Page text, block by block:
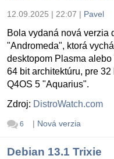
12.09.2025 | 22:07 | Pavel
Bola vydaná nová verzia
"Andromeda", ktorá
desktopom Plasma
64 bit architektúru, pre
Q4OS 5 "Aquarius".
Zdroj: DistroWatch.com
6 | Nová verzia
Debian 13.1 Trixie